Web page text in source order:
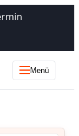
Menü